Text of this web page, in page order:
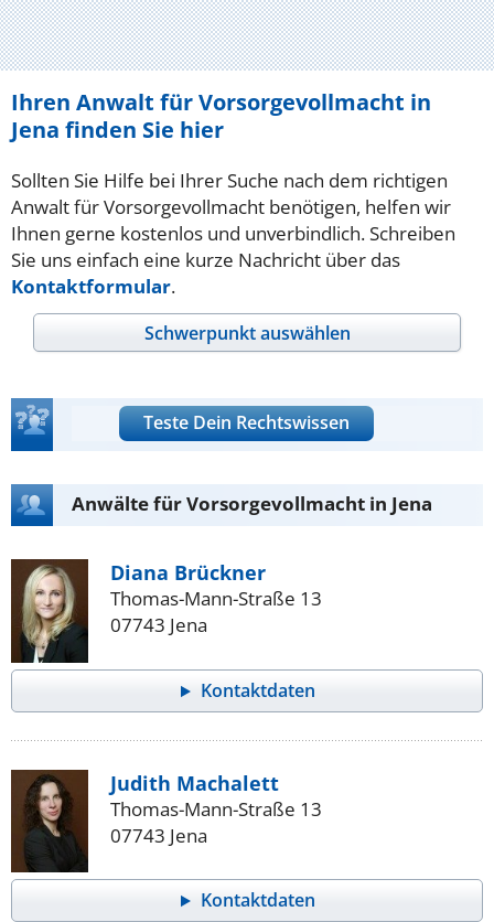
Ihren Anwalt für Vorsorgevollmacht in
Jena finden Sie hier
Sollten Sie Hilfe bei Ihrer Suche nach dem richtigen
Anwalt für Vorsorgevollmacht benötigen, helfen wir
Ihnen gerne kostenlos und unverbindlich. Schreiben
Sie uns einfach eine kurze Nachricht über das
Kontaktformular.
Schwerpunkt auswählen
Teste Dein Rechtswissen
Anwälte für Vorsorgevollmacht in Jena
Diana Brückner
Thomas-Mann-Straße 13
07743 Jena
Kontaktdaten
Judith Machalett
Thomas-Mann-Straße 13
07743 Jena
Kontaktdaten